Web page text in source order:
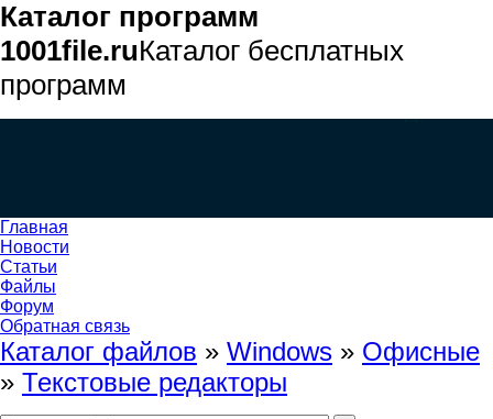
Каталог программ
1001file.ruКаталог бесплатных
программ
Главная
Новости
Статьи
Файлы
Форум
Обратная связь
Каталог файлов » Windows » Офисные
» Текстовые редакторы